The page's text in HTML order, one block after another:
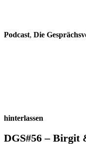
Podcast, Die
hinterlassen
DGS#56 – Birgit